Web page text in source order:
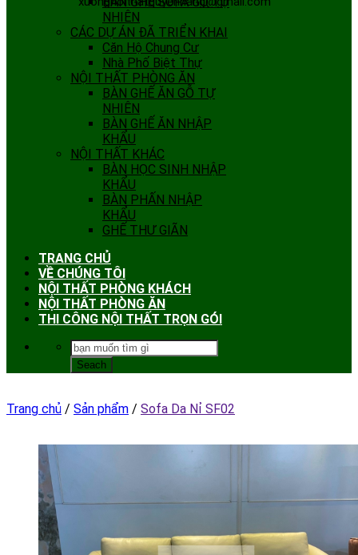
NHIÊN
CÁC DỰ ÁN ĐÃ TRIỂN KHAI
Căn Hộ Chung Cư
Nhà Phố Biệt Thự
NỘI THẤT PHÒNG ĂN
BÀN GHẾ ĂN GỖ TỰ
NHIÊN
BÀN GHẾ ĂN NHẬP
KHẨU
NỘI THẤT KHÁC
BÀN HỌC SINH NHẬP
KHẨU
BÀN PHẤN NHẬP
KHẨU
GHẾ THƯ GIÃN
TRANG CHỦ
VỀ CHÚNG TÔI
NỘI THẤT PHÒNG KHÁCH
NỘI THẤT PHÒNG ĂN
THI CÔNG NỘI THẤT TRỌN GÓI
Trang chủ / Sản phẩm / Sofa Da Nỉ SF02